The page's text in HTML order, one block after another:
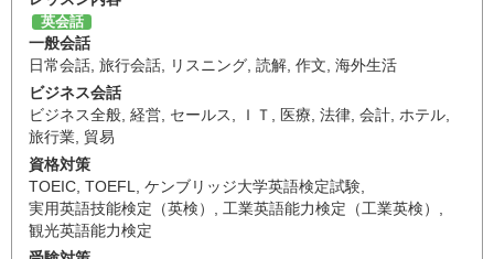
英会話
一般会話
日常会話 旅行会話 リスニング 読解 作文 海外生活
ビジネス会話
ビジネス全般 経営 セールス ＩＴ 医療 法律 会計 ホテル
旅行業 貿易
資格対策
TOEIC TOEFL ケンブリッジ大学英語検定試験
実用英語技能検定（英検）
工業英語能力検定（工業英検）
観光英語能力検定